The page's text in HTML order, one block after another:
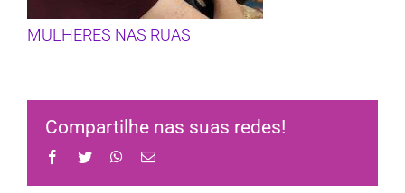
MULHERES NAS RUAS
Compartilhe nas suas redes!
Facebook
Twitter WhatsApp
Email